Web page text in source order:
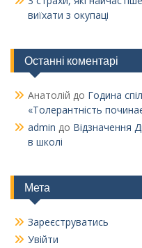
виїхати з окупаці
Останні коментарі
Анатолій до Година
«Толерантність
admin до Відзначення
в школі
Мета
Зареєструватись
Увійти